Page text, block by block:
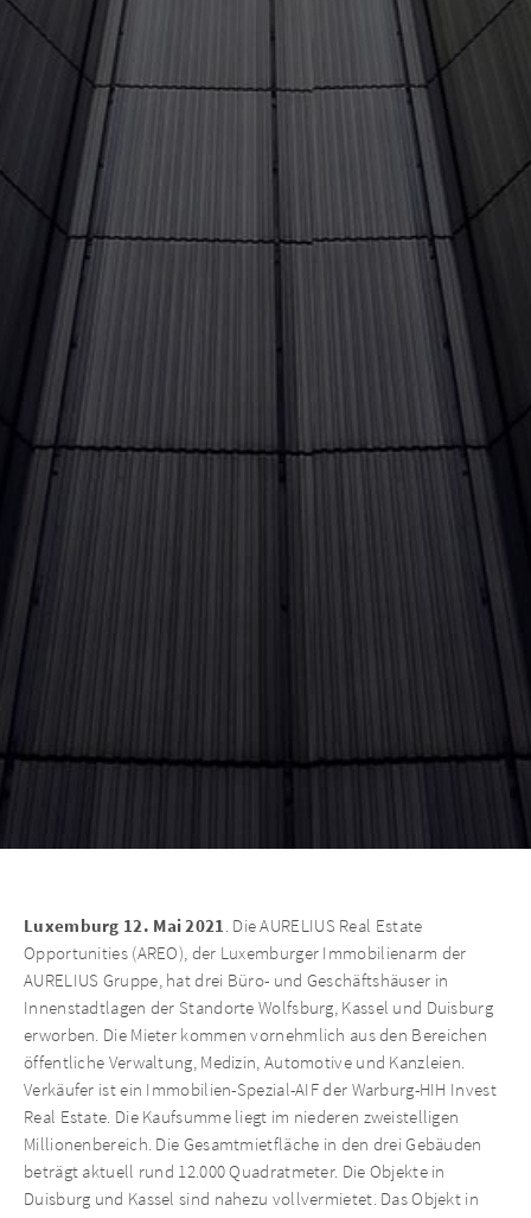
Luxemburg 12. Mai 2021. Die AURELIUS Real Estate
Opportunities (AREO), der Luxemburger Immobilienarm der
AURELIUS Gruppe, hat drei Büro- und Geschäftshäuser in
Innenstadtlagen der Standorte Wolfsburg, Kassel und Duisburg
erworben. Die Mieter kommen vornehmlich aus den Bereichen
öffentliche Verwaltung, Medizin, Automotive und Kanzleien.
Verkäufer ist ein Immobilien-Spezial-AIF der Warburg-HIH Invest
Real Estate. Die Kaufsumme liegt im niederen zweistelligen
Millionenbereich. Die Gesamtmietfläche in den drei Gebäuden
beträgt aktuell rund 12.000 Quadratmeter. Die Objekte in
Duisburg und Kassel sind nahezu vollvermietet. Das Objekt in